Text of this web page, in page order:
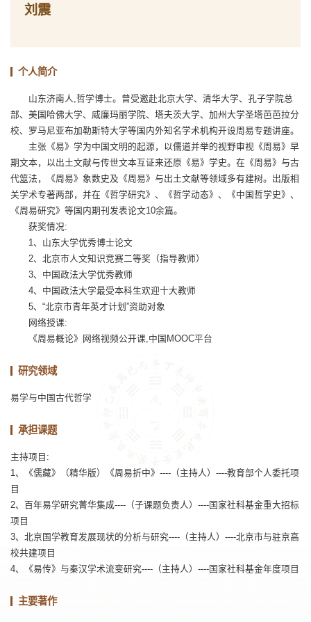
刘震
个人简介
山东济南人,哲学博士。曾受邀赴北京大学、清华大学、孔子学院总
部、美国哈佛大学、威廉玛丽学院、塔夫茨大学、加州大学圣塔芭芭拉分
校、罗马尼亚布加勒斯特大学等国内外知名学术机构开设周易专题讲座。
主张《易》学为中国文明的起源，以儒道并举的视野审视《周易》早
期文本，以出土文献与传世文本互证来还原《易》学史。在《周易》与古
代筮法，《周易》象数史及《周易》与出土文献等领域多有建树。出版相
关学术专著两部，并在《哲学研究》、《哲学动态》、《中国哲学史》、
《周易研究》等国内期刊发表论文10余篇。
获奖情况:
1、山东大学优秀博士论文
2、北京市人文知识竞赛二等奖（指导教师）
3、中国政法大学优秀教师
4、中国政法大学最受本科生欢迎十大教师
5、“北京市青年英才计划”资助对象
网络授课:
《周易概论》网络视频公开课,中国MOOC平台
研究领域
易学与中国古代哲学
承担课题
主持项目:
1、《儒藏》（精华版）《周易折中》----（主持人）----教育部个人委托项
目
2、百年易学研究菁华集成----（子课题负责人）----国家社科基金重大招标
项目
3、北京国学教育发展现状的分析与研究----（主持人）----北京市与驻京高
校共建项目
4、《易传》与秦汉学术流变研究----（主持人）----国家社科基金年度项目
主要著作